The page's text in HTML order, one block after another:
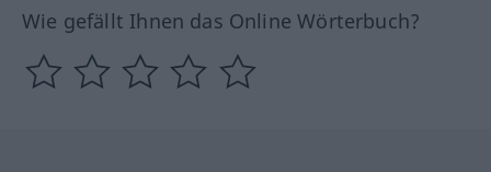
Wie gefällt Ihnen das Online Wörterbuch?